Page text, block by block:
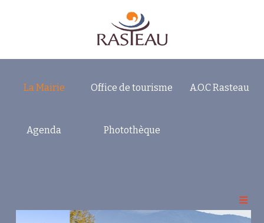
La Mairie Office de tourisme A.O.C Rasteau
Agenda Photothèque
Accueil